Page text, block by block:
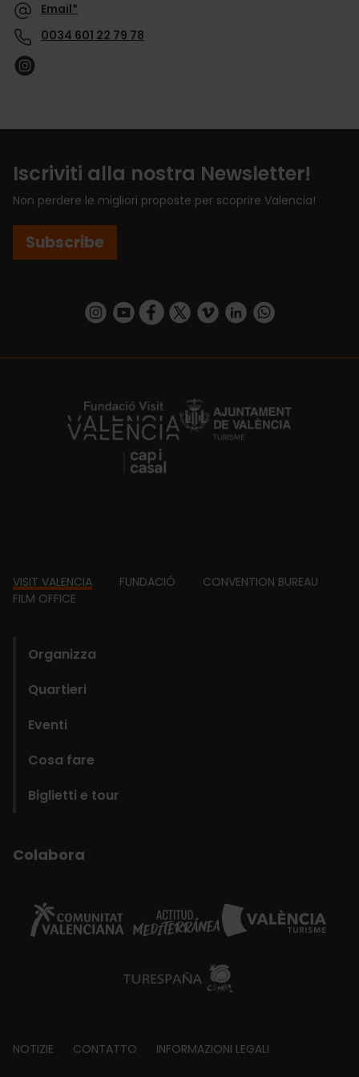
Email*
0034 601 22 79 78
Iscriviti alla nostra Newsletter!
Non perdere le migliori proposte per scoprire Valencia!
Subscribe
https://www.instagram.com/visit_valencia/
https://www.youtube.com/user/
https://www.facebook.com/
https://twitter.com/VisitaValencia
https://vimeo.com/
https://www.linkedin.com/company/turismo-valencia/https://api.whatsapp.com/send/
https://fundacion.visitvalencia.com/
Footer
VISIT VALENCIA FUNDACIÓ
CONVENTION BUREAU
FILM OFFICE
Organizza
Quartieri
Eventi
Cosa fare
Biglietti e tour
Colabora
Footer
NOTIZIE CONTATTO INFORMAZIONI LEGALI